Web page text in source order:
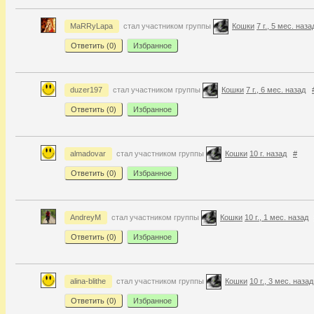
MaRRyLapa стал участником группы Кошки 7 г., 5 мес.
Ответить (0) Избранное
duzer197 стал участником группы Кошки 7 г., 6 мес. назад
Ответить (0) Избранное
almadovar стал участником группы Кошки 10 г. назад #
Ответить (0) Избранное
AndreyM стал участником группы Кошки 10 г., 1 мес. назад
Ответить (0) Избранное
alina-blithe стал участником группы Кошки 10 г., 3 мес. назад
Ответить (0) Избранное